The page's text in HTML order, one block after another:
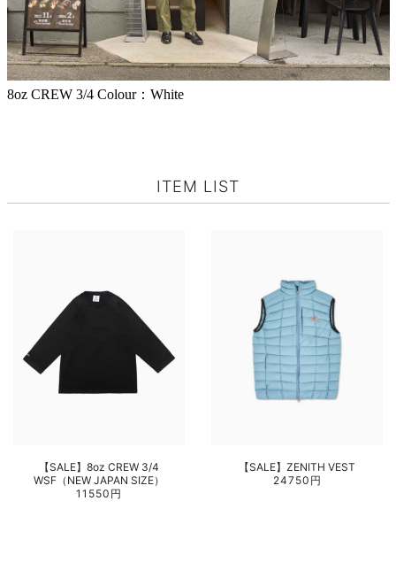
8oz CREW 3/4 Colour：White
ITEM LIST
【SALE】8oz CREW 3/4
WSF（NEW JAPAN SIZE）
11550円
【SALE】ZENITH VEST
24750円